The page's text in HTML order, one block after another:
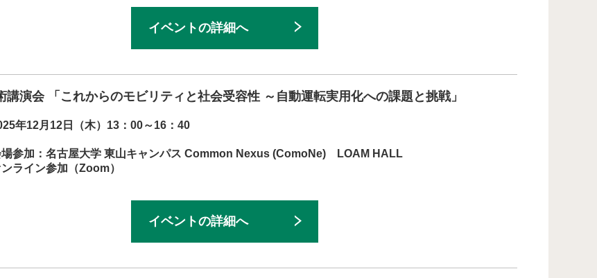
イベントの詳細へ
講演会 「これからのモビリティと社会受容性 ～自動運転実用化への課題と挑戦」
年12月12日（木）13：00～16：40
参加：名古屋大学 東山キャンパス Common Nexus (ComoNe) LOAM HALL
ライン参加（Zoom）
イベントの詳細へ